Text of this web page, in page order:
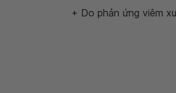
+ Do phản ứng viêm